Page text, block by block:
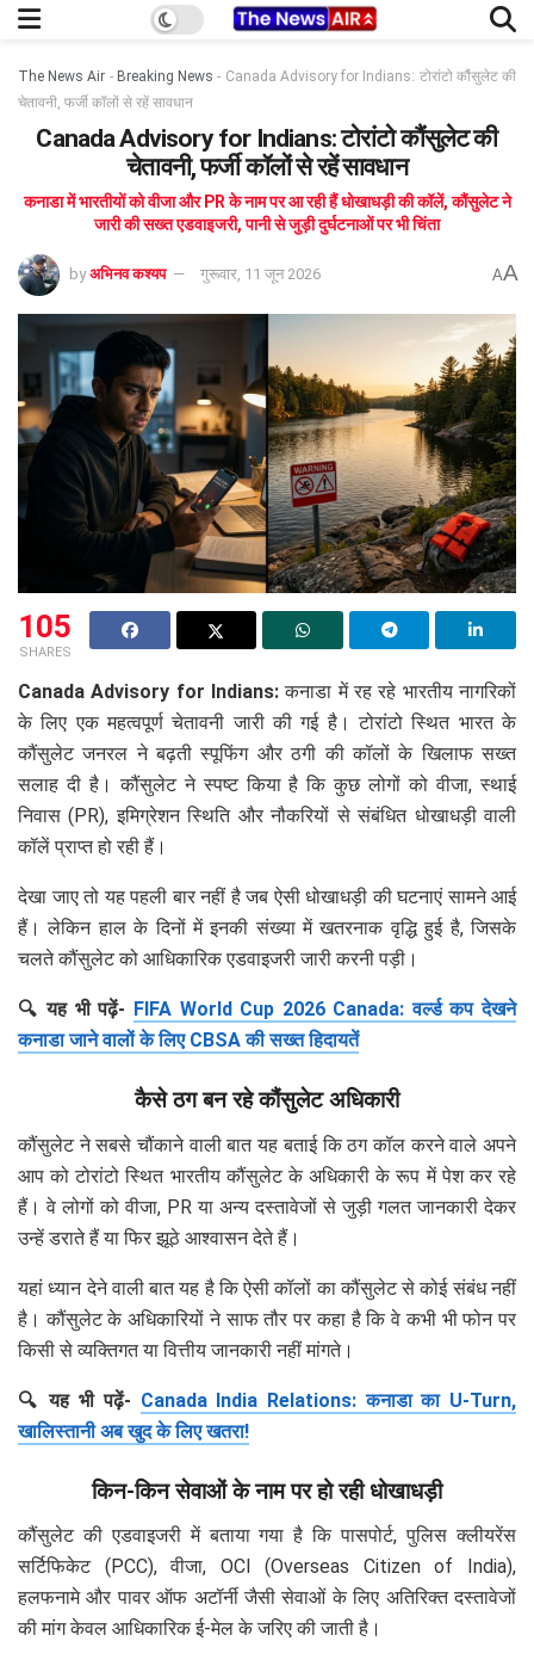
The News Air - Breaking News - Canada Advisory for Indians: टोरांटो कौंसुलेट की
चेतावनी, फर्जी कॉलों से रहें सावधान
Canada Advisory for Indians: टोरांटो कौंसुलेट की
चेतावनी, फर्जी कॉलों से रहें सावधान
कनाडा में भारतीयों को वीजा और PR के नाम पर आ रही हैं धोखाधड़ी की कॉलें, कौंसुलेट ने
जारी की सख्त एडवाइजरी, पानी से जुड़ी दुर्घटनाओं पर भी चिंता
by अभिनव कश्यप गुरूवार, 11 जून 2026 AA
105
SHARES
Canada Advisory for Indians: कनाडा में रह रहे भारतीय नागरिकों
के लिए एक महत्वपूर्ण चेतावनी जारी की गई है। टोरांटो स्थित भारत के
कौंसुलेट जनरल ने बढ़ती स्पूफिंग और ठगी की कॉलों के खिलाफ सख्त
सलाह दी है। कौंसुलेट ने स्पष्ट किया है कि कुछ लोगों को वीजा, स्थाई
निवास (PR), इमिग्रेशन स्थिति और नौकरियों से संबंधित धोखाधड़ी वाली
कॉलें प्राप्त हो रही हैं।
देखा जाए तो यह पहली बार नहीं है जब ऐसी धोखाधड़ी की घटनाएं सामने आई
हैं। लेकिन हाल के दिनों में इनकी संख्या में खतरनाक वृद्धि हुई है, जिसके
चलते कौंसुलेट को आधिकारिक एडवाइजरी जारी करनी पड़ी।
🔍 यह भी पढ़ें- FIFA World Cup 2026 Canada: वर्ल्ड कप देखने
कनाडा जाने वालों के लिए CBSA की सख्त हिदायतें
कैसे ठग बन रहे कौंसुलेट अधिकारी
कौंसुलेट ने सबसे चौंकाने वाली बात यह बताई कि ठग कॉल करने वाले अपने
आप को टोरांटो स्थित भारतीय कौंसुलेट के अधिकारी के रूप में पेश कर रहे
हैं। वे लोगों को वीजा, PR या अन्य दस्तावेजों से जुड़ी गलत जानकारी देकर
उन्हें डराते हैं या फिर झूठे आश्वासन देते हैं।
यहां ध्यान देने वाली बात यह है कि ऐसी कॉलों का कौंसुलेट से कोई संबंध नहीं
है। कौंसुलेट के अधिकारियों ने साफ तौर पर कहा है कि वे कभी भी फोन पर
किसी से व्यक्तिगत या वित्तीय जानकारी नहीं मांगते।
🔍 यह भी पढ़ें- Canada India Relations: कनाडा का U-Turn,
खालिस्तानी अब खुद के लिए खतरा!
किन-किन सेवाओं के नाम पर हो रही धोखाधड़ी
कौंसुलेट की एडवाइजरी में बताया गया है कि पासपोर्ट, पुलिस क्लीयरेंस
सर्टिफिकेट (PCC), वीजा, OCI (Overseas Citizen of India),
हलफनामे और पावर ऑफ अटॉर्नी जैसी सेवाओं के लिए अतिरिक्त दस्तावेजों
की मांग केवल आधिकारिक ई-मेल के जरिए की जाती है।